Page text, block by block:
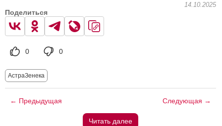
14.10.2025
Поделиться
0 0
АстраЗенека
← Предыдущая Следующая →
Читать далее